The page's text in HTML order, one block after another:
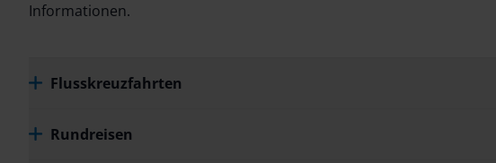
Informationen.
Flusskreuzfahrten
Rundreisen